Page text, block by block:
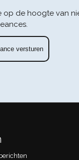
op de hoogte van